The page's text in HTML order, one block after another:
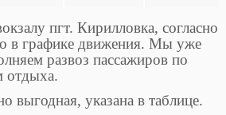
пгт. Кирилловка, согласно
в графике движения. Мы уже
развоз пассажиров по
отдыха.
выгодная, указана в таблице.